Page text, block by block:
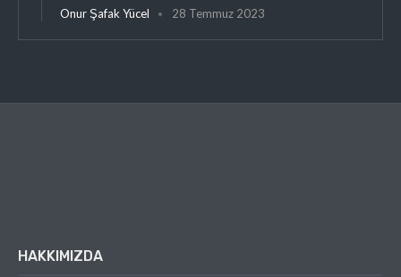
Onur Şafak Yücel 28 Temmuz 2023
HAKKIMIZDA